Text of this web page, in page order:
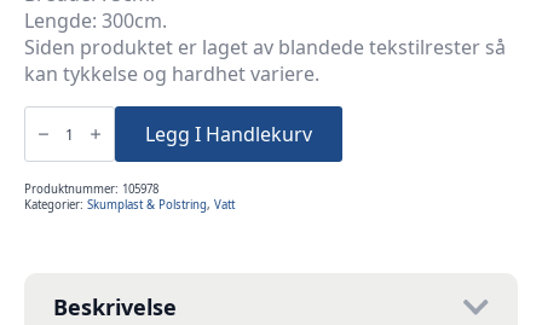
Lengde: 300cm.
Siden produktet er laget av blandede tekstilrester så
kan tykkelse og hardhet variere.
Gråvatt
75x100cm
800gram
Blåvatt
3meter
RULL
antall
Legg I Handlekurv
Produktnummer: 105978
Kategorier: Skumplast & Polstring, Vatt
Beskrivelse